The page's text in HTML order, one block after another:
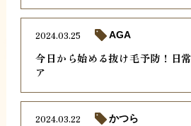
今日から始める抜け毛予防！日
ア
2024.03.25 AGA
2024.03.22 かつら